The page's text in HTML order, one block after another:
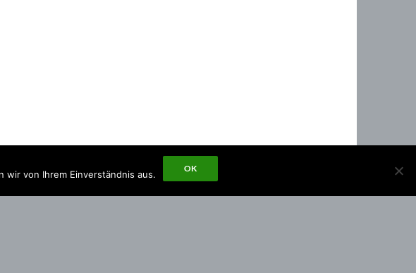
wir von Ihrem Einverständnis aus.
OK